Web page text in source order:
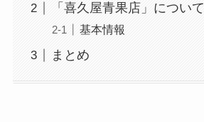
「喜久屋青果店」について
基本情報
まとめ